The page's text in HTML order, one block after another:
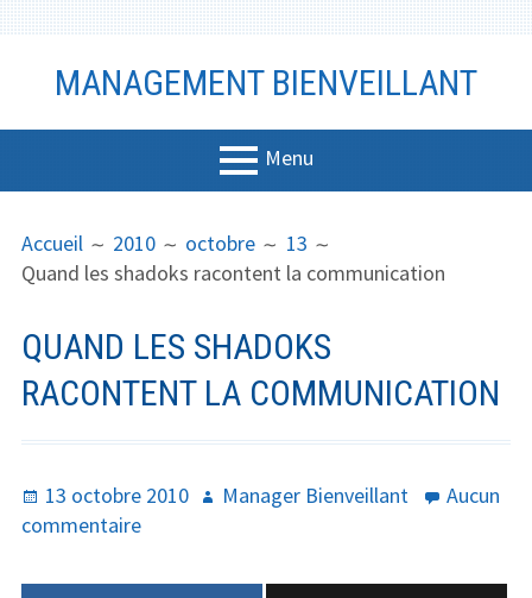
MANAGEMENT BIENVEILLANT
Menu
PRINCIPAL
Bien-être
Vidéo
Coaching
Communicati
Productivité
Santé
D'ARIANE
Accueil 2010 octobre
13
Quand les shadoks racontent la communication
QUAND LES SHADOKS
RACONTENT LA COMMUNICATION
Publié
le
13 octobre 2010 Auteur
Manager Bienveillant
Aucun
commentairesur
les